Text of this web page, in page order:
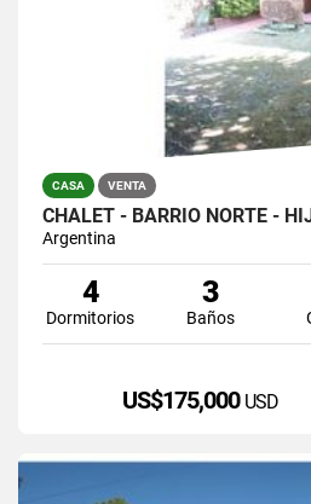
CASA VENTA
CHALET - BARRIO NORTE -
Argentina
4
Dormitorios
3
Baños
US$175,000 USD